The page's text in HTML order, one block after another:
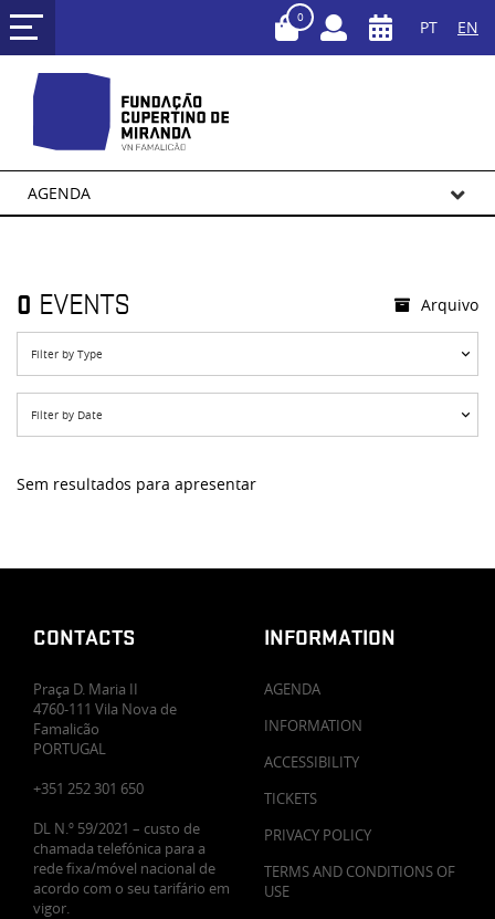
PT EN
0
AGENDA
0 EVENTS Arquivo
Filter by Type
Filter by Date
Sem resultados para apresentar
CONTACTS
Praça D. Maria II
4760-111 Vila Nova de
Famalicão
PORTUGAL
+351 252 301 650
DL N.º 59/2021 – custo de
chamada telefónica para a
rede fixa/móvel nacional de
acordo com o seu tarifário em
vigor.
INFORMATION
AGENDA
INFORMATION
ACCESSIBILITY
TICKETS
PRIVACY POLICY
TERMS AND CONDITIONS OF
USE